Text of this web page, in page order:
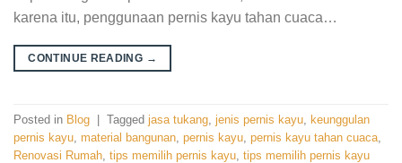
karena itu, penggunaan pernis kayu tahan cuaca…
CONTINUE READING →
Posted in Blog | Tagged jasa tukang jenis pernis kayu keunggulan
pernis kayu material bangunan pernis kayu pernis kayu tahan cuaca
Renovasi Rumah tips memilih pernis kayu tips memilih pernis kayu